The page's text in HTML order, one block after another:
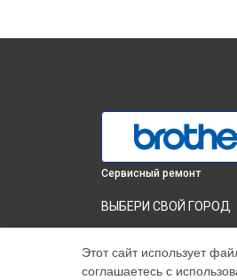
Сервисный ремонт
ВЫБЕРИ СВОЙ ГОРОД
Brother вКраснодаре
Чистка блока проявки
Этот сайт использует
соглашаетесь с